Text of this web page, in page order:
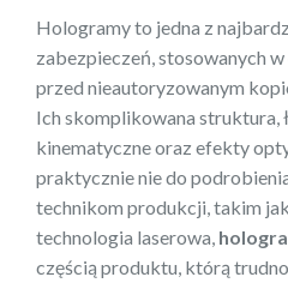
Hologramy to jedna z
zabezpieczeń, stosowanych
przed nieautoryzowanym
Ich skomplikowana struktura,
kinematyczne oraz efekty
praktycznie nie do
technikom produkcji, takim
technologia laserowa,
częścią produktu, którą